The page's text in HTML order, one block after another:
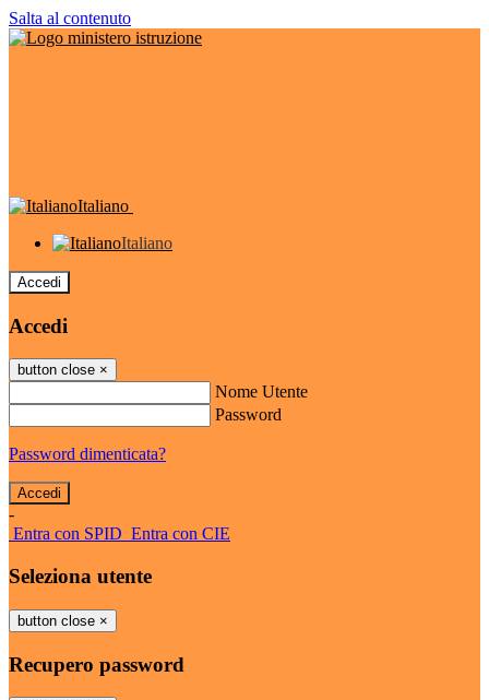
Salta al contenuto
Italiano
Italiano
Accedi
Accedi
button close ×
Nome Utente
Password
Password dimenticata?
-
Entra con SPID Entra con CIE
Seleziona utente
button close ×
Recupero password